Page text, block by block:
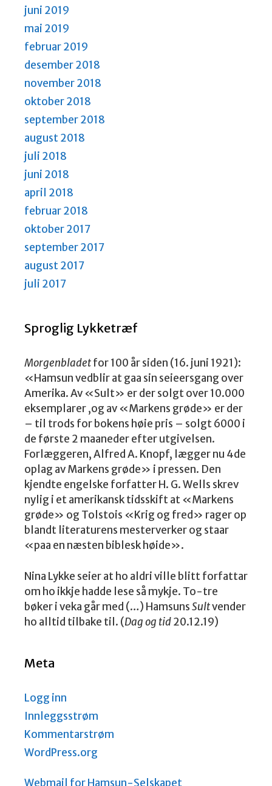
juni 2019
mai 2019
februar 2019
desember 2018
november 2018
oktober 2018
september 2018
august 2018
juli 2018
juni 2018
april 2018
februar 2018
oktober 2017
september 2017
august 2017
juli 2017
Sproglig Lykketræf
Morgenbladetfor 100 år siden (16. juni 1921):
«Hamsun vedblir at gaa sin seieersgang over
Amerika. Av «Sult» er der solgt over 10.000
eksemplarer ,og av «Markens grøde» er der
– til trods for bokens høie pris – solgt 6000 i
de første 2 maaneder efter utgivelsen.
Forlæggeren, Alfred A. Knopf, lægger nu 4de
oplag av Markens grøde» i pressen. Den
kjendte engelske forfatter H. G. Wells skrev
nylig i et amerikansk tidsskift at «Markens
grøde» og Tolstois «Krig og fred» rager op
blandt literaturens mesterverker og staar
«paa en næsten biblesk høide».
Nina Lykke seier at ho aldri ville blitt forfattar
om ho ikkje hadde lese så mykje. To-tre
bøker i veka går med (…) HamsunsSultvender
ho alltid tilbake til. (Dag og tid20.12.19)
Meta
Logg inn
Innleggsstrøm
Kommentarstrøm
WordPress.org
Webmail for Hamsun-Selskapet